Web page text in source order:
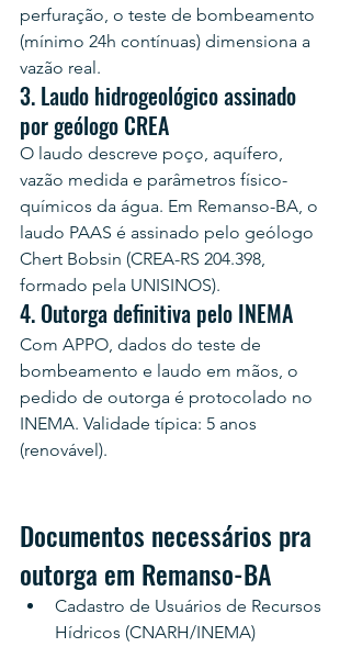
perfuração, o teste de bombeamento
(mínimo 24h contínuas) dimensiona a
vazão real.
3. Laudo hidrogeológico assinado
por geólogo CREA
O laudo descreve poço, aquífero,
vazão medida e parâmetros físico-
químicos da água. Em Remanso-BA, o
laudo PAAS é assinado pelo geólogo
Chert Bobsin (CREA-RS 204.398,
formado pela UNISINOS).
4. Outorga definitiva pelo INEMA
Com APPO, dados do teste de
bombeamento e laudo em mãos, o
pedido de outorga é protocolado no
INEMA. Validade típica: 5 anos
(renovável).
Documentos necessários pra
outorga em Remanso-BA
Cadastro de Usuários de Recursos
Hídricos (CNARH/INEMA)